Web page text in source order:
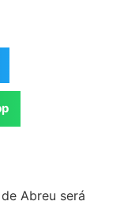
Abreu será